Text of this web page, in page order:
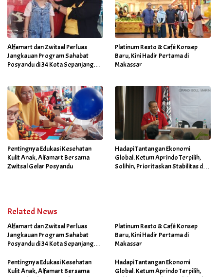
Alfamart dan Zwitsal Perluas
Jangkauan Program Sahabat
Posyandu di 34 Kota Sepanjang
Platinum Resto & Café Konsep
Baru, Kini Hadir Pertama di
Makassar
Pentingnya Edukasi Kesehatan
Kulit Anak, Alfamart Bersama
Zwitsal Gelar Posyandu
Hadapi Tantangan Ekonomi
Global. Ketum Aprindo Terpilih,
Solihin, Prioritaskan Stabilitas dan
Related News
Alfamart dan Zwitsal Perluas
Jangkauan Program Sahabat
Posyandu di 34 Kota Sepanjang
Platinum Resto & Café Konsep
Baru, Kini Hadir Pertama di
Makassar
Pentingnya Edukasi Kesehatan
Kulit Anak, Alfamart Bersama
Hadapi Tantangan Ekonomi
Global. Ketum Aprindo Terpilih,